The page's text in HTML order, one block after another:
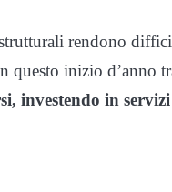
rendono
questo inizio d’anno
investendo in